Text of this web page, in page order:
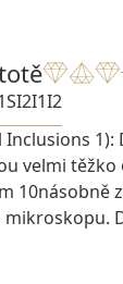
SI2I1I2
Inclusions
velmi
10násobně